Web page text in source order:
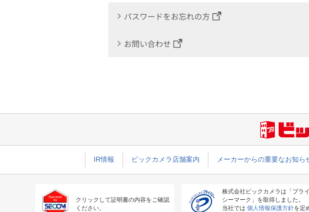
パスワードをお忘れの方
お問い合わせ
IR情報 ビックカメラ店舗案内 メーカーからの重要なお知ら
クリックして証明書の内容をご確認
ください。
株式会社ビックカメラは「プラ
シーマーク」を取得しました。
当社では 個人情報保護方針を定